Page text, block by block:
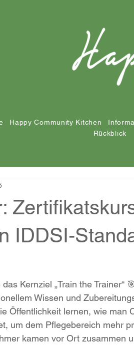
Happy Community Kitchen
Rückblick
IDDSI-
Kernziel „Train the Trainer“
Wissen und
Öffentlichkeit lernen, wie man
um dem Pflegebereich mehr
kamen vor Ort zusammen